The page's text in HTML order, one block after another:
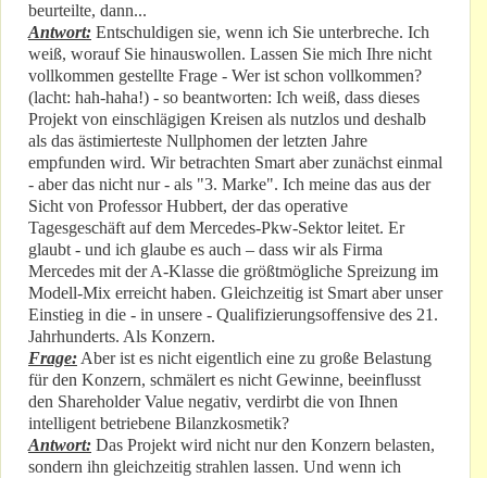
beurteilte, dann...
Antwort: Entschuldigen sie, wenn ich Sie unterbreche. Ich
weiß, worauf Sie hinauswollen. Lassen Sie mich Ihre nicht
vollkommen gestellte Frage - Wer ist schon vollkommen?
(lacht: hah-haha!) - so beantworten: Ich weiß, dass dieses
Projekt von einschlägigen Kreisen als nutzlos und deshalb
als das ästimierteste Nullphomen der letzten Jahre
empfunden wird. Wir betrachten Smart aber zunächst einmal
- aber das nicht nur - als "3. Marke". Ich meine das aus der
Sicht von Professor Hubbert, der das operative
Tagesgeschäft auf dem Mercedes-Pkw-Sektor leitet. Er
glaubt - und ich glaube es auch – dass wir als Firma
Mercedes mit der A-Klasse die größtmögliche Spreizung im
Modell-Mix erreicht haben. Gleichzeitig ist Smart aber unser
Einstieg in die - in unsere - Qualifizierungsoffensive des 21.
Jahrhunderts. Als Konzern.
Frage: Aber ist es nicht eigentlich eine zu große Belastung
für den Konzern, schmälert es nicht Gewinne, beeinflusst
den Shareholder Value negativ, verdirbt die von Ihnen
intelligent betriebene Bilanzkosmetik?
Antwort: Das Projekt wird nicht nur den Konzern belasten,
sondern ihn gleichzeitig strahlen lassen. Und wenn ich